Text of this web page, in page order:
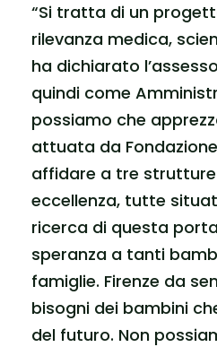
“Si tratta di un
rilevanza medica,
ha dichiarato
quindi come
possiamo che
attuata da
affidare a tre
eccellenza, tutte
ricerca di questa
speranza a tanti
famiglie. Firenze da
bisogni dei bambini
del futuro. Non